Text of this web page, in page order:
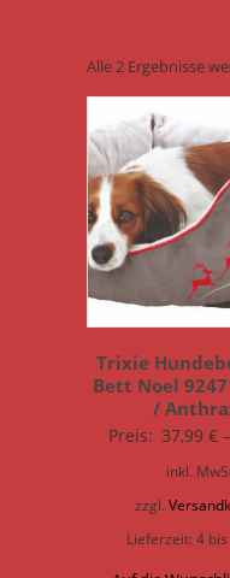
Alle 2 Ergebnisse
Trixie
Bett Noel
/
Preis: 37,99 €–
inkl.
zzgl.
Lieferzeit:4